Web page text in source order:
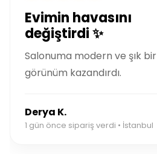
Evimin havasını
değiştirdi ✨
Salonuma modern ve şık bir
görünüm kazandırdı.
Derya K.
1 gün önce sipariş verdi • İstanbul